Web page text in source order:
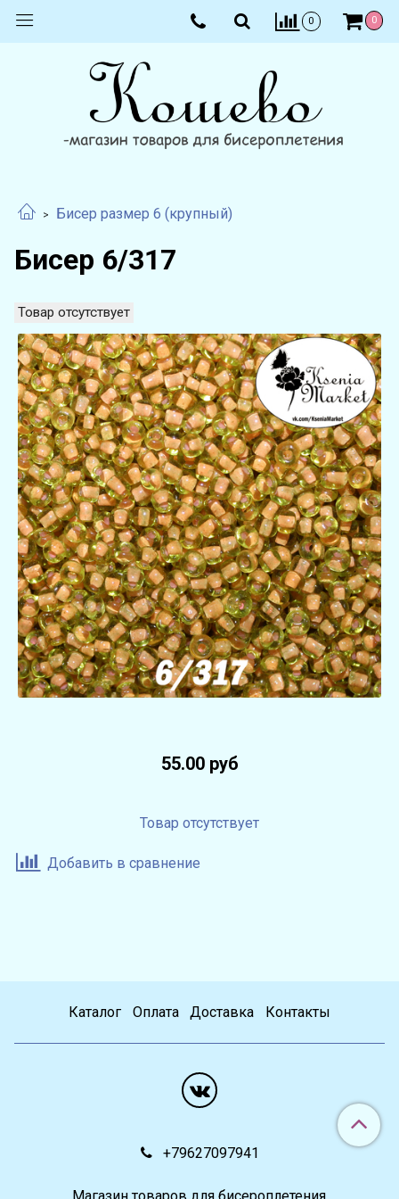
0 0
Бисер размер 6 (крупный)
Бисер 6/317
Товар отсутствует
55.00 руб
Товар отсутствует
Добавить в сравнение
Каталог Оплата Доставка Контакты
+79627097941